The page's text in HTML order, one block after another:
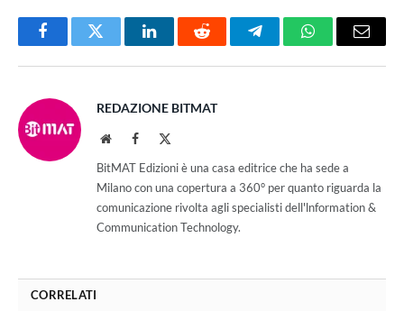
FacebookTwitter LinkedInReddit TelegramWhatsAppEmail
REDAZIONE BITMAT
WebsiteFacebook
BitMAT Edizioni è una casa editrice che ha sede a
Milano con una copertura a 360° per quanto riguarda la
comunicazione rivolta agli specialisti dell'lnformation &
Communication Technology.
CORRELATI